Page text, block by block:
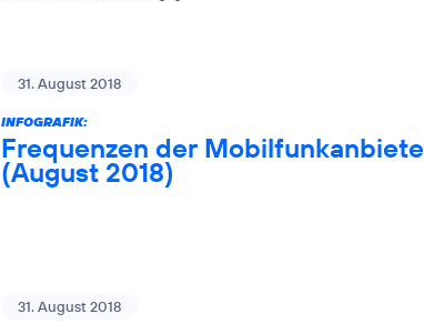
31. August 2018
INFOGRAFIK:
Frequenzen der
(August 2018)
31. August 2018